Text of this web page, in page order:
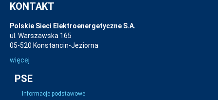
KONTAKT
Polskie Sieci Elektroenergetyczne S.A.
ul. Warszawska 165
05-520 Konstancin-Jeziorna
więcej
PSE
Informacje podstawowe